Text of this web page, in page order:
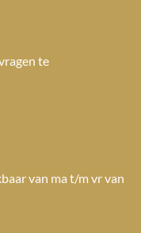
te
van ma t/m vr van